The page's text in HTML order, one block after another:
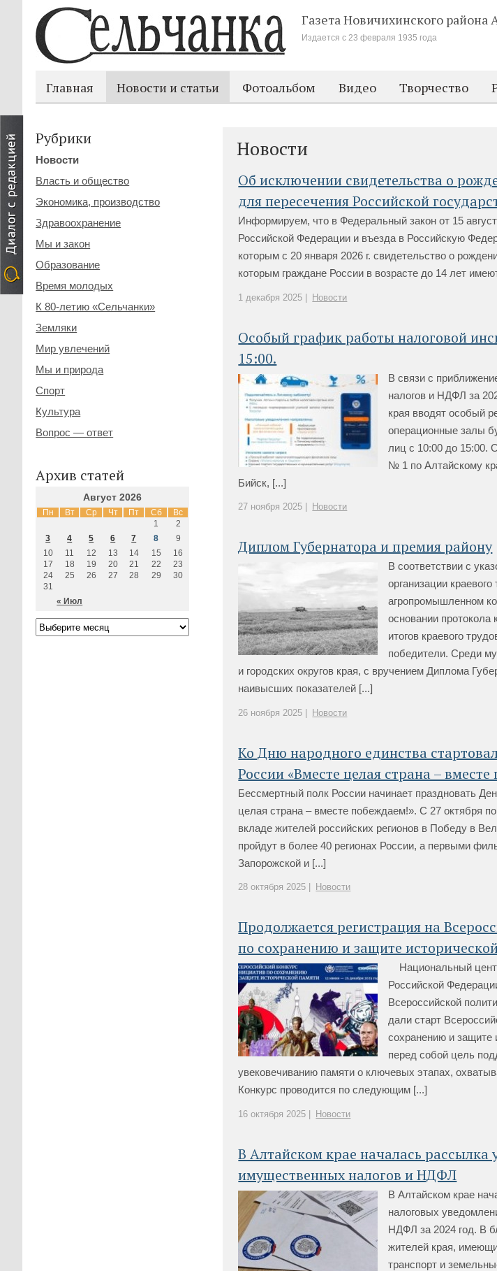
Газета Новичихинского района
Издается с 23 февраля 1935 года
Главная Новости и статьи Фотоальбом Видео Творчество
Новости
Об исключении свидетельства о
для пересечения Российской
Информируем, что в Федеральный закон от 15
Российской Федерации и въезда в Российскую
которым с 20 января 2026 г. свидетельство о
которым граждане России в возрасте до 14 лет
1 декабря 2025 | Новости
Особый график работы налоговой
15:00.
В связи с
налогов и НДФЛ за
края вводят особый
операционные залы
лиц с 10:00 до
№ 1 по Алтайскому
Бийск, [...]
27 ноября 2025 | Новости
Диплом Губернатора и премия району
В соответствии с
организации
агропромышленном
основании протокола
итогов краевого
победители. Среди
и городских округов края, с вручением Диплома
наивысших показателей [...]
26 ноября 2025 | Новости
Ко Дню народного единства
России «Вместе целая страна –
Бессмертный полк России начинает праздновать
целая страна – вместе побеждаем!». С 27 октября
вкладе жителей российских регионов в Победу в
пройдут в более 40 регионах России, а первыми
Запорожской и [...]
28 октября 2025 | Новости
Продолжается регистрация на
по сохранению и защите
Национальный
Российской
Всероссийской
дали старт
сохранению и защите
перед собой цель
увековечиванию памяти о ключевых этапах,
Конкурс проводится по следующим [...]
16 октября 2025 | Новости
В Алтайском крае началась рассылка
имущественных налогов и НДФЛ
В Алтайском крае
налоговых
НДФЛ за 2024 год. В
жителей края,
транспорт и
Рубрики
Новости
Власть и общество
Экономика, производство
Здравоохранение
Мы и закон
Образование
Время молодых
К 80-летию «Сельчанки»
Земляки
Мир увлечений
Мы и природа
Спорт
Культура
Вопрос — ответ
Архив статей
Август 2026
Пн Вт Ср Чт Пт Сб Вс
« Июл
1
2
3
4 5 6 7 8
9
10
11 12 13 14 15
16
17
18 19 20 21 22
23
24
25 26 27 28 29
30
31